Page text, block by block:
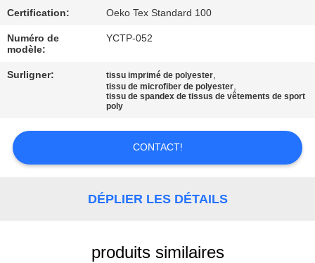
CONTRÔLE
DE
QUALITÉ
CONTACTEZ-
NOUS
NOUVELLES
Certification: Oeko Tex Standard 100
Numéro de
modèle:
YCTP-052
Surligner: tissu imprimé de polyester,
tissu de microfiber de polyester,
tissu de spandex de tissus de vêtements de sport
poly
CONTACT!
DÉPLIER LES DÉTAILS
produits similaires